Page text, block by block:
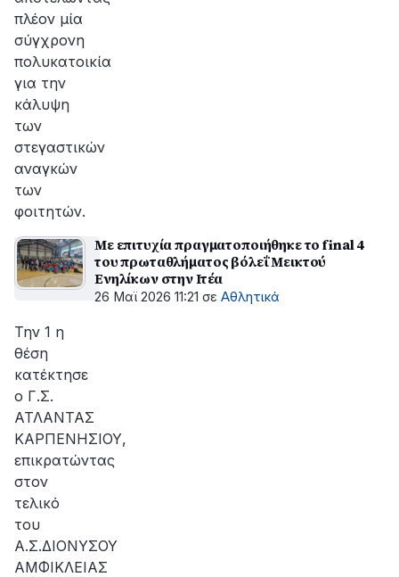
πλέον μία
σύγχρονη
πολυκατοικία
για την
κάλυψη
των
στεγαστικών
αναγκών
των
φοιτητών.
Με επιτυχία πραγματοποιήθηκε το final 4
του πρωταθλήματος βόλεΐ Μεικτού
Ενηλίκων στην Ιτέα
26 Μαϊ 2026 11:21 σε Αθλητικά
Την 1 η
θέση
κατέκτησε
ο Γ.Σ.
ΑΤΛΑΝΤΑΣ
ΚΑΡΠΕΝΗΣΙΟΥ,
επικρατώντας
στον
τελικό
του
Α.Σ.ΔΙΟΝΥΣΟΥ
ΑΜΦΙΚΛΕΙΑΣ